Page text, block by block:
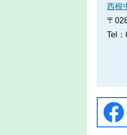
西根
〒
Tel